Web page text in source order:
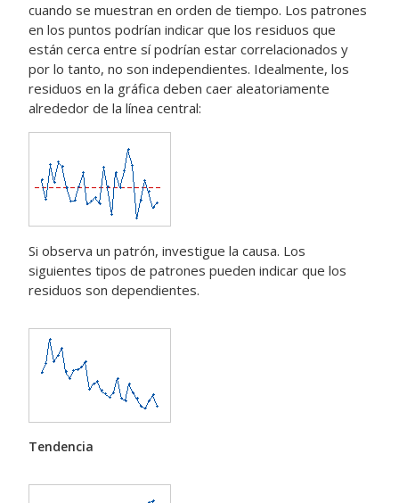
cuando se muestran en orden de tiempo. Los patrones
en los puntos podrían indicar que los residuos que
están cerca entre sí podrían estar correlacionados y
por lo tanto, no son independientes. Idealmente, los
residuos en la gráfica deben caer aleatoriamente
alrededor de la línea central:
Si observa un patrón, investigue la causa. Los
siguientes tipos de patrones pueden indicar que los
residuos son dependientes.
Tendencia